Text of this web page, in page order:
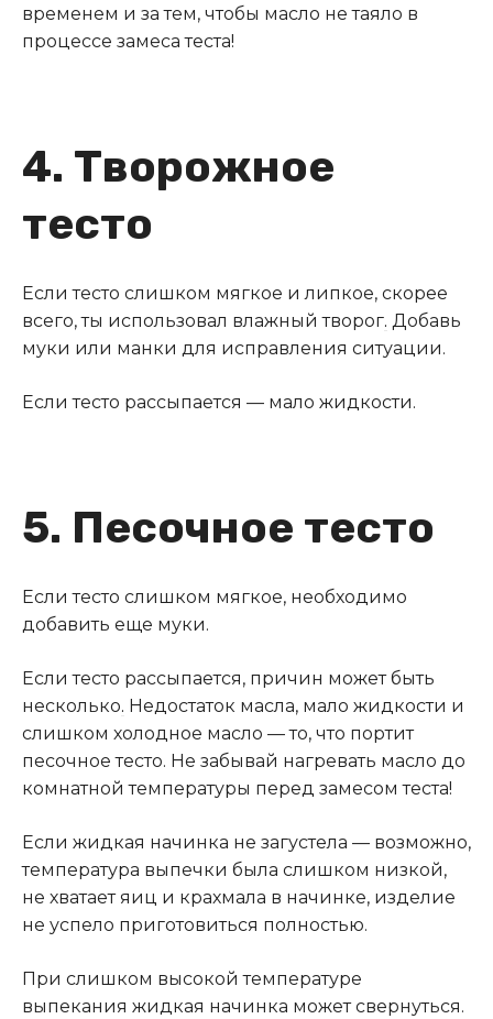
временем и за тем, чтобы масло не таяло в
процессе замеса теста!
4. Творожное
тесто
Если тесто слишком мягкое и липкое, скорее
всего, ты использовал влажный творог. Добавь
муки или манки для исправления ситуации.
Если тесто рассыпается — мало жидкости.
5. Песочное тесто
Если тесто слишком мягкое, необходимо
добавить еще муки.
Если тесто рассыпается, причин может быть
несколько. Недостаток масла, мало жидкости и
слишком холодное масло — то, что портит
песочное тесто. Не забывай нагревать масло до
комнатной температуры перед замесом теста!
Если жидкая начинка не загустела — возможно,
температура выпечки была слишком низкой,
не хватает яиц и крахмала в начинке, изделие
не успело приготовиться полностью.
При слишком высокой температуре
выпекания жидкая начинка может свернуться.